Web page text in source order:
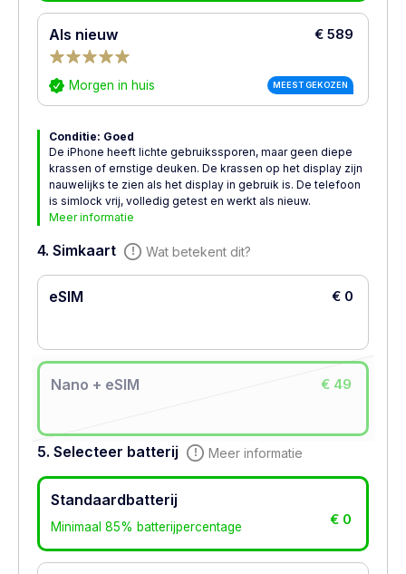
Als nieuw
MEEST GEKOZEN
€ 589
Morgen in huis
Conditie: Goed
De iPhone heeft lichte gebruikssporen, maar geen diepe
krassen of ernstige deuken. De krassen op het display zijn
nauwelijks te zien als het display in gebruik is. De telefoon
is simlock vrij, volledig getest en werkt als nieuw.
Meer informatie
4. Simkaart Wat betekent dit?
eSIM € 0
Nano + eSIM € 49
5. Selecteer batterij Meer informatie
Standaardbatterij
€ 0
Minimaal 85% batterijpercentage